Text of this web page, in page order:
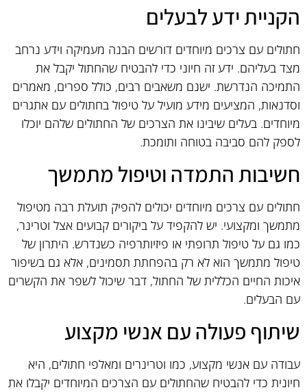
הקניית ידע לבעלים
חתולים עם צרכים מיוחדים דורשים הבנה מעמיקה וידע נרחב
מצד בעליהם. ידע זה חיוני כדי להבטיח שהחתול יקבל את
התמיכה הנדרשת. ישנם משאבים רבים, כולל ספרים, מאמרים
וסדנאות, המציעים מידע מועיל על טיפול בחתולים עם אתגרים
מיוחדים. בעלים שיבינו את הצרכים של החתולים שלהם יוכלו
לספק להם סביבה בטוחה ותומכת.
חשיבות התמדה וטיפול מתמשך
חתולים עם צרכים מיוחדים יכולים להפיק תועלת רבה מטיפול
מתמשך ומקצועי. יש להקפיד על ביקורים קבועים אצל וטרינר,
כמו גם על טיפול תרופתי או פיזיותרפיה כשנדרש. היתרון של
טיפול מתמשך הוא לא רק בהפחתת תסמינים, אלא גם בשיפור
איכות החיים הכללית של החתול, דבר שיכול לשפר את הקשרים
עם הבעלים.
שיתוף פעולה עם אנשי מקצוע
עבודה עם אנשי מקצוע, כמו וטרינרים ומאלפי חתולים, היא
חיונית כדי להבטיח שהחתולים עם הצרכים המיוחדים יקבלו את